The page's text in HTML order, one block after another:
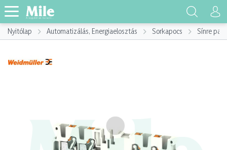
Nyitólap Automatizálás, Energiaelosztás Sorkapocs Sínre